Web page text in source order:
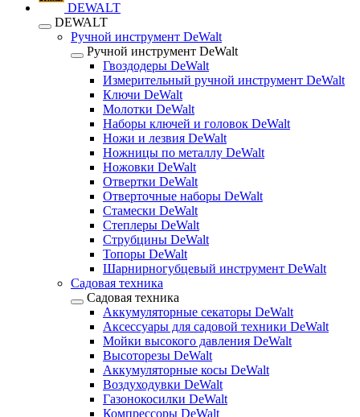
DEWALT
DEWALT
Ручной инструмент DeWalt
Ручной инструмент DeWalt
Гвоздодеры DeWalt
Измерительный ручной инструмент DeWalt
Ключи DeWalt
Молотки DeWalt
Наборы ключей и головок DeWalt
Ножи и лезвия DeWalt
Ножницы по металлу DeWalt
Ножовки DeWalt
Отвертки DeWalt
Отверточные наборы DeWalt
Стамески DeWalt
Степлеры DeWalt
Струбцины DeWalt
Топоры DeWalt
Шарнирногубцевый инструмент DeWalt
Садовая техника
Садовая техника
Аккумуляторные секаторы DeWalt
Аксессуары для садовой техники DeWalt
Мойки высокого давления DeWalt
Высоторезы DeWalt
Аккумуляторные косы DeWalt
Воздуходувки DeWalt
Газонокосилки DeWalt
Компрессоры DeWalt